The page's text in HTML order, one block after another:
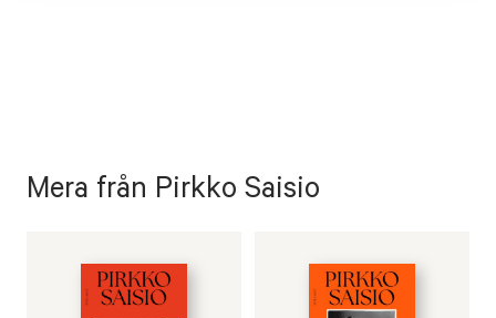
Mera från Pirkko Saisio